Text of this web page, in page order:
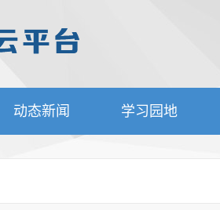
动态新闻 学习园地